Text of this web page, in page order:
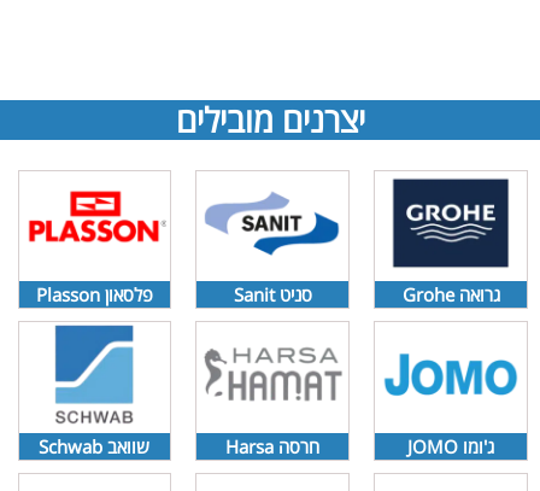
יצרנים מובילים
גרואה Grohe
ג'ומו JOMO
סניט Sanit
חרסה Harsa
פלסאון Plasson
שוואב Schwab